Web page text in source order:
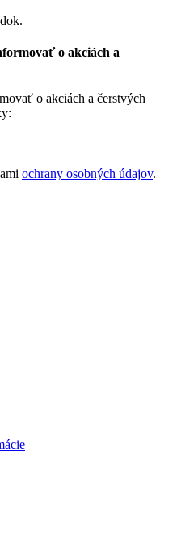
o akciách a
o akciách a čerstvých
ochrany osobných údajov.